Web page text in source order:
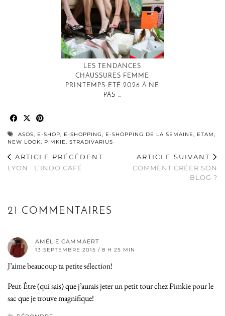
LES TENDANCES
CHAUSSURES FEMME
PRINTEMPS-ETÉ 2026 À NE
PAS …
ASOS, E-SHOP, E-SHOPPING, E-SHOPPING DE LA SEMAINE, ETAM,
NEW LOOK, PIMKIE, STRADIVARIUS
ARTICLE PRÉCÉDENT
LYON : L’INDO CAFÉ
ARTICLE SUIVANT
COMMENT CRÉER SON
BLOG ?
21 COMMENTAIRES
AMÉLIE CAMMAERT
13 SEPTEMBRE 2015 / 8 H 25 MIN
J’aime beaucoup ta petite sélection!
Peut-Être (qui sais) que j’aurais jeter un petit tour chez Pimkie pour le
sac que je trouve magnifique!